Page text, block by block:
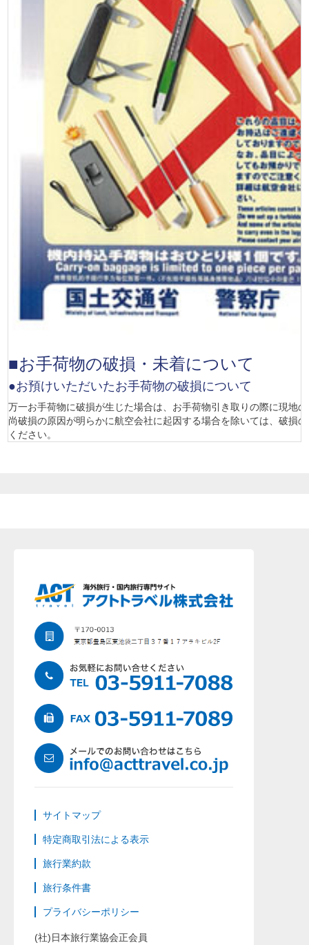
■お手荷物の破損・未着について
●お預けいただいたお手荷物の破損について
万一お手荷物に破損が生じた場合は、お手荷物引き取りの際に現地
尚破損の原因が明らかに航空会社に起因する場合を除いては、破損
ください。
サイトマップ
特定商取引法による表示
旅行業約款
旅行条件書
プライバシーポリシー
(社)日本旅行業協会正会員